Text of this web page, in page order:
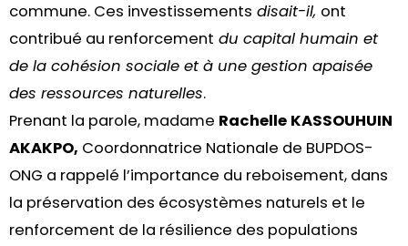
commune. Ces investissements disait-il, ont
contribué au renforcement du capital humain et
de la cohésion sociale et à une gestion apaisée
des ressources naturelles.
Prenant la parole, madame Rachelle KASSOUHUIN
AKAKPO, Coordonnatrice Nationale de BUPDOS-
ONG a rappelé l’importance du reboisement, dans
la préservation des écosystèmes naturels et le
renforcement de la résilience des populations